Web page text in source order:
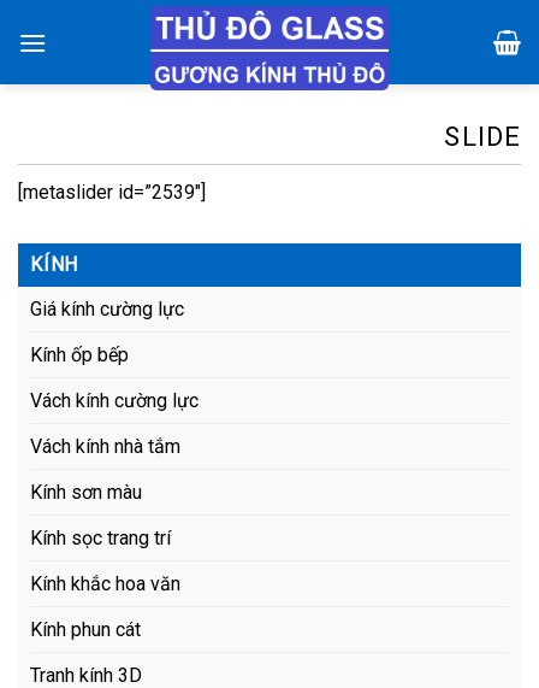
đến
SLIDE
[metaslider id=”2539″]
KÍNH
Giá kính cường lực
Kính ốp bếp
Vách kính cường lực
Vách kính nhà tắm
Kính sơn màu
Kính sọc trang trí
Kính khắc hoa văn
Kính phun cát
Tranh kính 3D